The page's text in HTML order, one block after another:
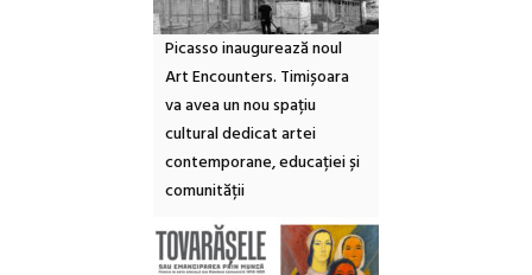
Picasso inaugurează noul
Art Encounters. Timișoara
va avea un nou spațiu
cultural dedicat artei
contemporane, educației și
comunității